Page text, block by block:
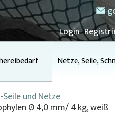
Login
Netze, Seile,
und Netze
Ø 4,0 mm/ 4 kg, weiß